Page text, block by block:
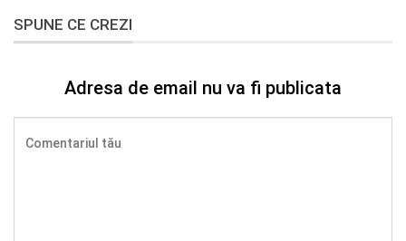
SPUNE CE CREZI
Adresa de email nu va fi publicata